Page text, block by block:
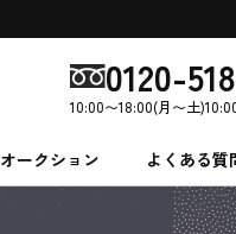
0120-
10:00〜18:00(月〜土)10:00
オークション よくある質